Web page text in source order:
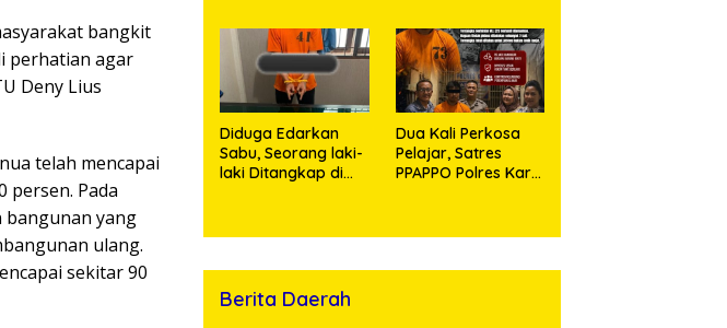
bangkit
perhatian agar
Deny Lius
telah mencapai
persen. Pada
bangunan yang
ulang.
sekitar 90
Bukti
Anak, Pelaku
Ditangkap
Diduga Edarkan
Sabu, Seorang laki-
laki Ditangkap di
Klip
Dua Kali Perkosa
Pelajar, Satres
PPAPPO Polres Karo
Berita Daerah